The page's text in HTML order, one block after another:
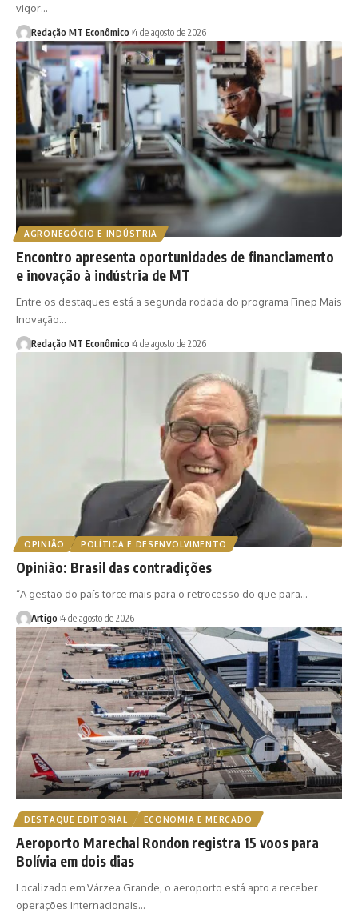
vigor…
Redação MT Econômico 4 de agosto de 2026
AGRONEGÓCIO E INDÚSTRIA
Encontro apresenta oportunidades de financiamento
e inovação à indústria de MT
Entre os destaques está a segunda rodada do programa Finep Mais
Inovação…
Redação MT Econômico 4 de agosto de 2026
OPINIÃO POLÍTICA E DESENVOLVIMENTO
Opinião: Brasil das contradições
“A gestão do país torce mais para o retrocesso do que para…
Artigo 4 de agosto de 2026
DESTAQUE EDITORIAL ECONOMIA E MERCADO
Aeroporto Marechal Rondon registra 15 voos para
Bolívia em dois dias
Localizado em Várzea Grande, o aeroporto está apto a receber
operações internacionais…